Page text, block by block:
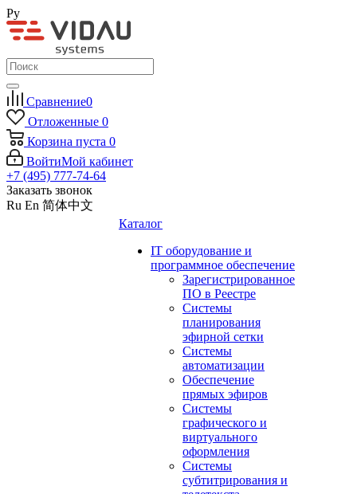
Ру
Сравнение0
Отложенные 0
Корзина пуста 0
ВойтиМой кабинет
+7 (495) 777-74-64
Заказать звонок
Ru En 简体中文
Каталог
IT оборудование и
программное обеспечение
Зарегистрированное
ПО в Реестре
Системы
планирования
эфирной сетки
Системы
автоматизации
Обеспечение
прямых эфиров
Системы
графического и
виртуального
оформления
Системы
субтитрирования и